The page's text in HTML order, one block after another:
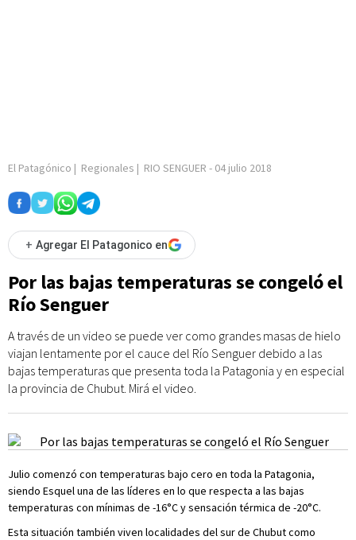
El Patagónico | Regionales | RIO SENGUER - 04 julio 2018
+ Agregar El Patagonico en
Por las bajas temperaturas se congeló el
Río Senguer
A través de un video se puede ver como grandes masas de hielo
viajan lentamente por el cauce del Río Senguer debido a las
bajas temperaturas que presenta toda la Patagonia y en especial
la provincia de Chubut. Mirá el video.
Julio comenzó con temperaturas bajo cero en toda la Patagonia,
siendo Esquel una de las líderes en lo que respecta a las bajas
temperaturas con mínimas de -16°C y sensación térmica de -20°C.
Esta situación también viven localidades del sur de Chubut como